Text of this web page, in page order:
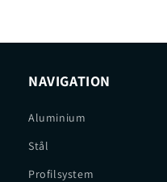
NAVIGATION
Aluminium
Stål
Profilsystem